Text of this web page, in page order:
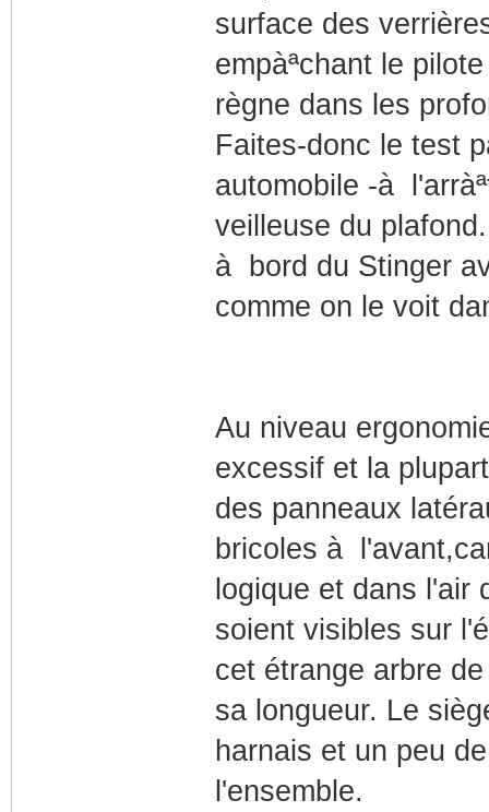
surface des
empàªchant le
règne dans les
Faites-donc le test
automobile -à
veilleuse du
à bord du Stinger
comme on le voit
Au niveau
excessif et la
des panneaux
bricoles à
logique et dans l'air
soient visibles sur
cet étrange arbre
sa longueur. Le
harnais et un peu
l'ensemble.